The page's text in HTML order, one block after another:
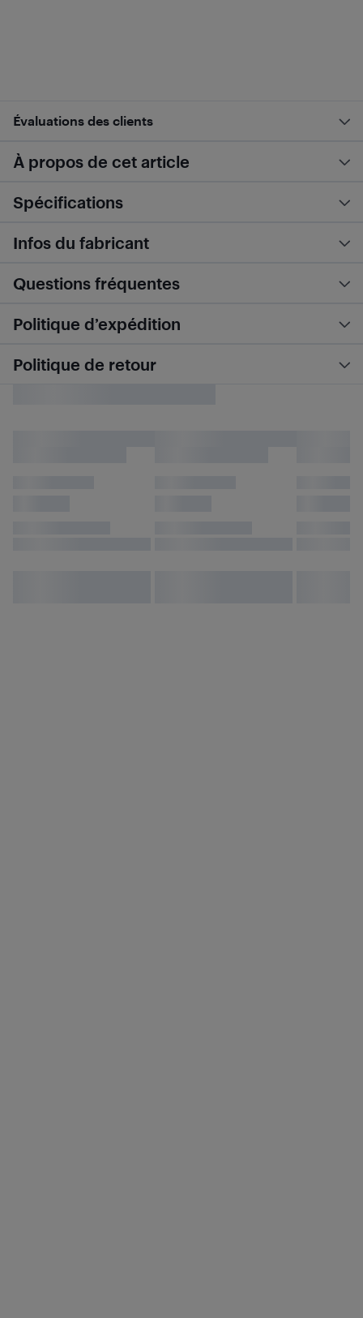
Évaluations des clients
À propos de cet article
Spécifications
Infos du fabricant
Questions fréquentes
Politique d’expédition
Politique de retour